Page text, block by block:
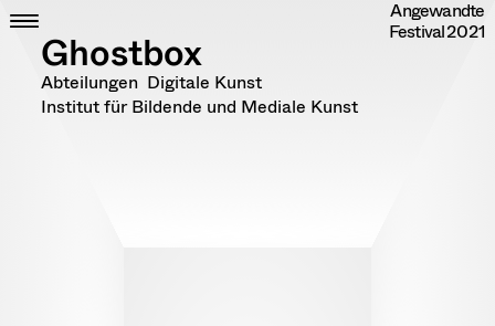
Skip
to
content
Angewandte
Festival2021
ZEIT
DIPLOME
RANDOM
Ghostbox
Abteilungen Digitale Kunst
Institut für Bildende und Mediale Kunst